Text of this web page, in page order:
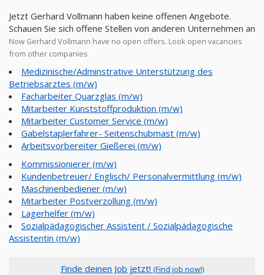
Jetzt Gerhard Vollmann haben keine offenen Angebote.
Schauen Sie sich offene Stellen von anderen Unternehmen an
Now Gerhard Vollmann have no open offers. Look open vacancies
from other companies
Medizinische/Adminstrative Unterstützung des
Betriebsarztes (m/w)
Facharbeiter Quarzglas (m/w)
Mitarbeiter Kunststoffproduktion (m/w)
Mitarbeiter Customer Service (m/w)
Gabelstaplerfahrer- Seitenschubmast (m/w)
Arbeitsvorbereiter Gießerei (m/w)
Kommissionierer (m/w)
Kundenbetreuer/ Englisch/ Personalvermittlung (m/w)
Maschinenbediener (m/w)
Mitarbeiter Postverzollung (m/w)
Lagerhelfer (m/w)
Sozialpädagogischer Assistent / Sozialpädagogische
Assistentin (m/w)
Finde deinen Job jetzt! (Find job now!)